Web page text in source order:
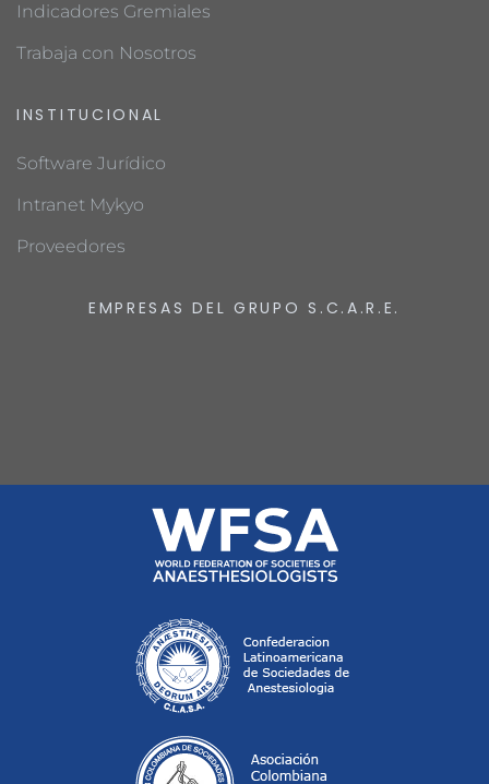
Indicadores Gremiales
Trabaja con Nosotros
INSTITUCIONAL
Software Jurídico
Intranet Mykyo
Proveedores
EMPRESAS DEL GRUPO S.C.A.R.E.